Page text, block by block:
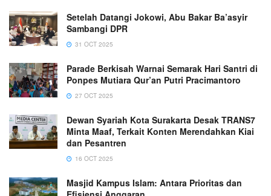
Setelah Datangi Jokowi, Abu Bakar Ba’asyir
Sambangi DPR
31 OCT 2025
Parade Berkisah Warnai Semarak Hari Santri di
Ponpes Mutiara Qur’an Putri Pracimantoro
27 OCT 2025
Dewan Syariah Kota Surakarta Desak TRANS7
Minta Maaf, Terkait Konten Merendahkan Kiai
dan Pesantren
16 OCT 2025
Masjid Kampus Islam: Antara Prioritas dan